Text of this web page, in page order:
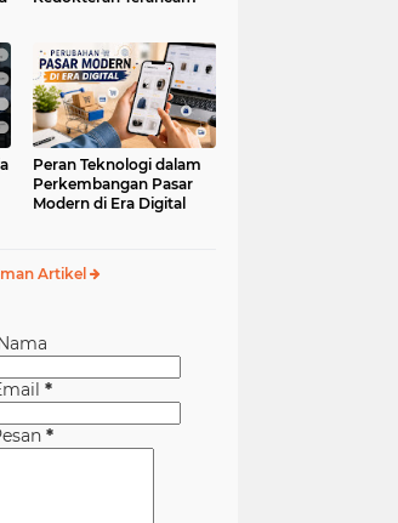
Peran Teknologi dalam
Perkembangan Pasar
Modern di Era Digital
Artikel
*
*